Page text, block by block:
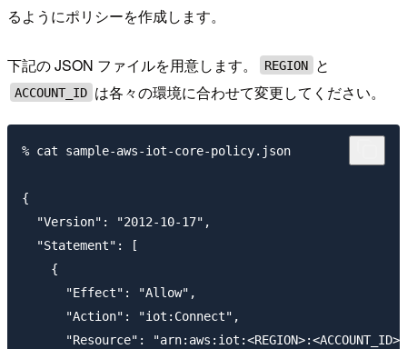
るようにポリシーを作成します。
下記の JSON ファイルを用意します。 REGION と
ACCOUNT_ID は各々の環境に合わせて変更してください。
% cat sample-aws-iot-core-policy.json
{
  "Version": "2012-10-17",
  "Statement": [
    {
      "Effect": "Allow",
      "Action": "iot:Connect",
"Resource":